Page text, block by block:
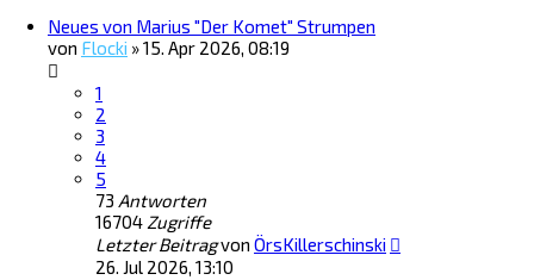
Neues von Marius "Der Komet" Strumpen
von Flocki »15. Apr 2026, 08:19
1
2
3
4
5
73 Antworten
16704 Zugriffe
Letzter Beitragvon ÖrsKillerschinski
26. Jul 2026, 13:10